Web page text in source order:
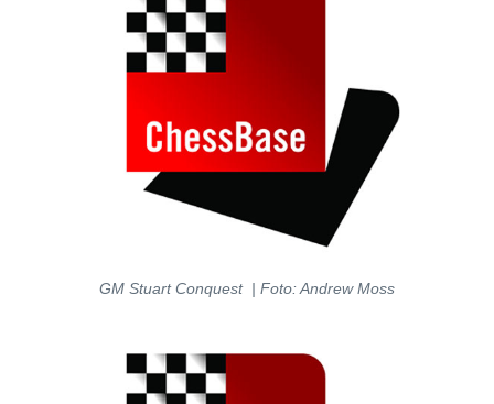
GM Stuart Conquest | Foto: Andrew Moss